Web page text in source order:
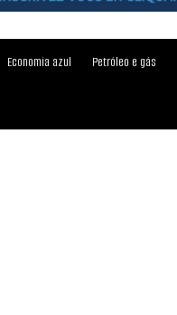
Economia azul Petróleo e gás